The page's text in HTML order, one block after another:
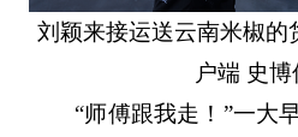
刘颖来接运送云南米椒的
户端 史
“师傅跟我走！”一大